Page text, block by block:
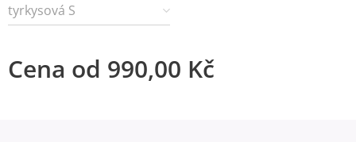
tyrkysová S
Cena od 990,00 Kč